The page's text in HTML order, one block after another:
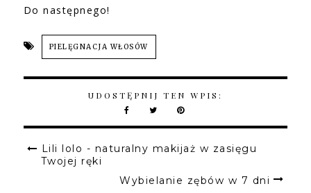
Do następnego!
PIELĘGNACJA WŁOSÓW
UDOSTĘPNIJ TEN WPIS:
Lili lolo - naturalny makijaż w zasięgu
Twojej ręki
Wybielanie zębów w 7 dni